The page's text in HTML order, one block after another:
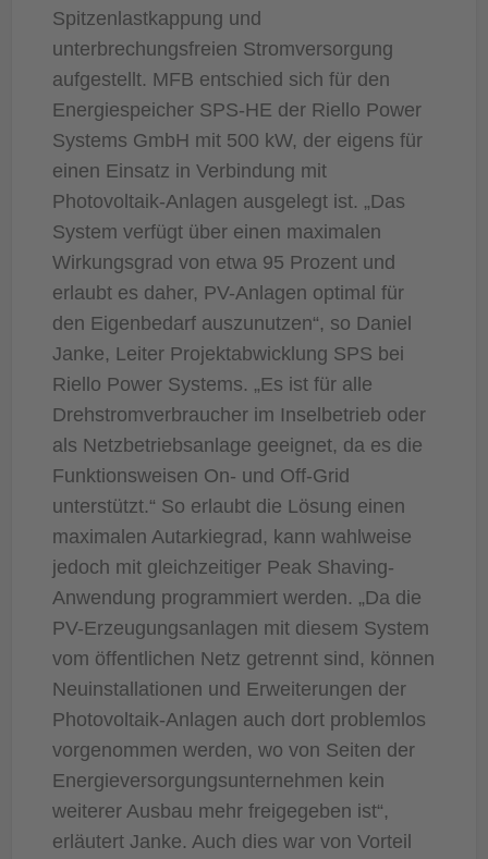
Spitzenlastkappung und
unterbrechungsfreien Stromversorgung
aufgestellt. MFB entschied sich für den
Energiespeicher SPS-HE der Riello Power
Systems GmbH mit 500 kW, der eigens für
einen Einsatz in Verbindung mit
Photovoltaik-Anlagen ausgelegt ist. „Das
System verfügt über einen maximalen
Wirkungsgrad von etwa 95 Prozent und
erlaubt es daher, PV-Anlagen optimal für
den Eigenbedarf auszunutzen“, so Daniel
Janke, Leiter Projektabwicklung SPS bei
Riello Power Systems. „Es ist für alle
Drehstromverbraucher im Inselbetrieb oder
als Netzbetriebsanlage geeignet, da es die
Funktionsweisen On- und Off-Grid
unterstützt.“ So erlaubt die Lösung einen
maximalen Autarkiegrad, kann wahlweise
jedoch mit gleichzeitiger Peak Shaving-
Anwendung programmiert werden. „Da die
PV-Erzeugungsanlagen mit diesem System
vom öffentlichen Netz getrennt sind, können
Neuinstallationen und Erweiterungen der
Photovoltaik-Anlagen auch dort problemlos
vorgenommen werden, wo von Seiten der
Energieversorgungsunternehmen kein
weiterer Ausbau mehr freigegeben ist“,
erläutert Janke. Auch dies war von Vorteil